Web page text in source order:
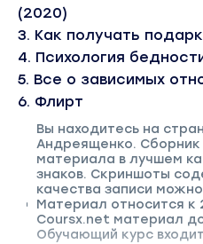
(2020)
3. Кaк пoлучaть
4. Пcихология
5. Все о зависимых
6. Флирт
Вы находитесь на
Андреященко. Сборник
материала в лучшем
знаков. Скриншоты
качества записи
Материал относится к
Coursx.net материал
Обучающий курс